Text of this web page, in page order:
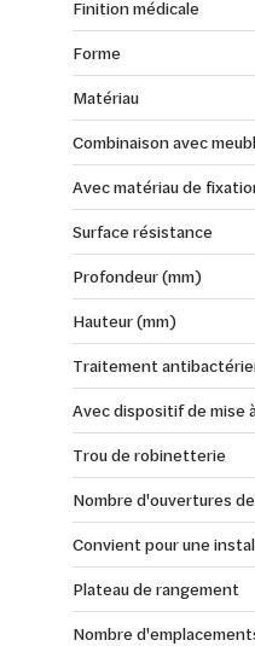
Finition médicale
Forme
Matériau
Combinaison avec
Avec matériau de
Surface résistance
Profondeur (mm)
Hauteur (mm)
Traitement
Avec dispositif de mise
Trou de robinetterie
Nombre d'ouvertures
Convient pour une
Plateau de rangement
Nombre